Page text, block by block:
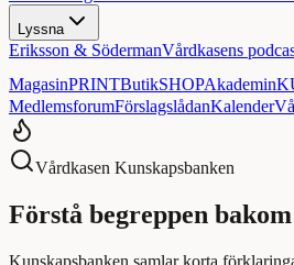
Lyssna
Eriksson & SödermanVårdkasens
MagasinPRINTButikSHOPAkademin
MedlemsforumFörslagslådanKalender
Vårdkasen Kunskapsbanken
Förstå begreppen
Kunskapsbanken samlar korta